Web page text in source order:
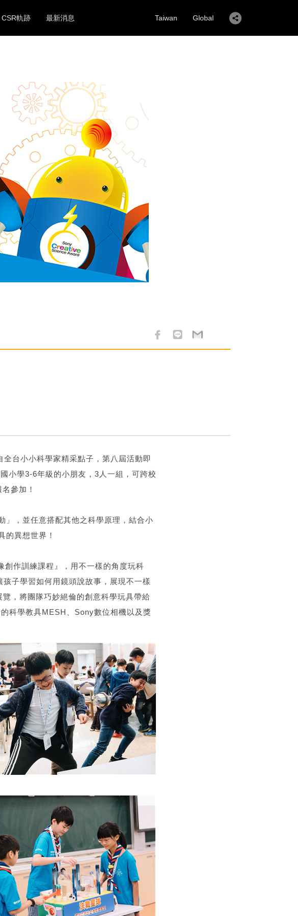
CSR軌跡 最新消息 Taiwan Global
台小小科學家精采點子，第八屆活動即
小學3-6年級的小朋友，3人一組，可跨校
參加！
」，並任意搭配其他之科學原理，結合小
的異想世界！
作訓練課程』，用不一樣的角度玩科
子學習如何用鏡頭說故事，展現不一樣
，將團隊巧妙絕倫的創意科學玩具帶給
科學教具MESH、Sony數位相機以及獎